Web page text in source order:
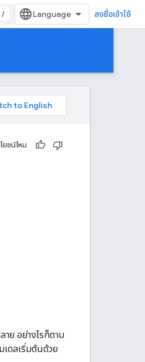
/ ลงชื่อเข้าใช้
ยชน์ไหม
ย อย่างไรก็ตาม
ดลเริ่มต้นด้วย